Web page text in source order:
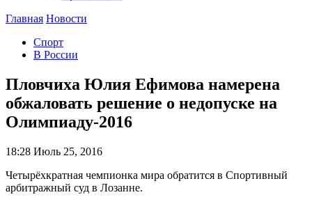
Главная Новости
Спорт
В России
Пловчиха Юлия Ефимова намерена
обжаловать решение о недопуске на
Олимпиаду-2016
18:28 Июль 25, 2016
Четырёхкратная чемпионка мира обратится в Спортивный
арбитражный суд в Лозанне.